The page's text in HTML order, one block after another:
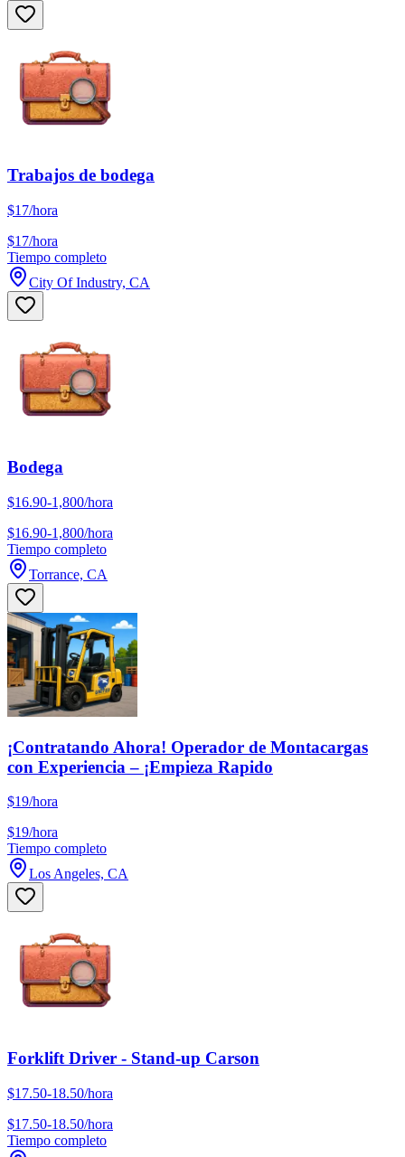
Trabajos de bodega
$17/hora
$17/hora
Tiempo completo
City Of Industry, CA
Bodega
$16.90-1,800/hora
$16.90-1,800/hora
Tiempo completo
Torrance, CA
¡Contratando Ahora! Operador de Montacargas
con Experiencia – ¡Empieza Rapido
$19/hora
$19/hora
Tiempo completo
Los Angeles, CA
Forklift Driver - Stand-up Carson
$17.50-18.50/hora
$17.50-18.50/hora
Tiempo completo